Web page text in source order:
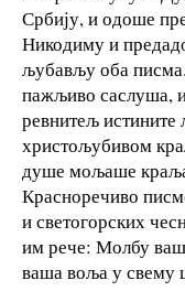
Србију, и одоше
Никодиму и
љубављу оба
пажљиво саслуша,
ревнитељ
христољубивом
душе мољаше
Красноречиво
и светогорских
им рече: Молбу
ваша воља у свему